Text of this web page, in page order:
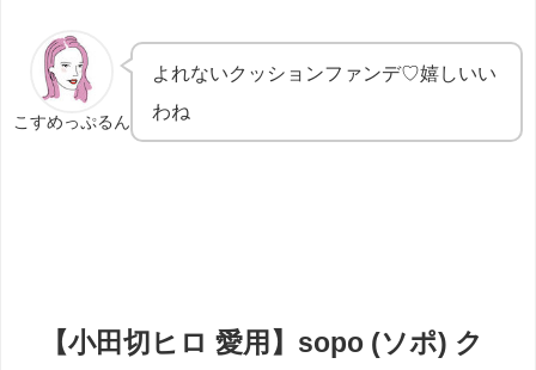
こすめっぷるん
よれないクッションファンデ♡嬉しいい
わね
【小田切ヒロ 愛用】sopo (ソポ) ク